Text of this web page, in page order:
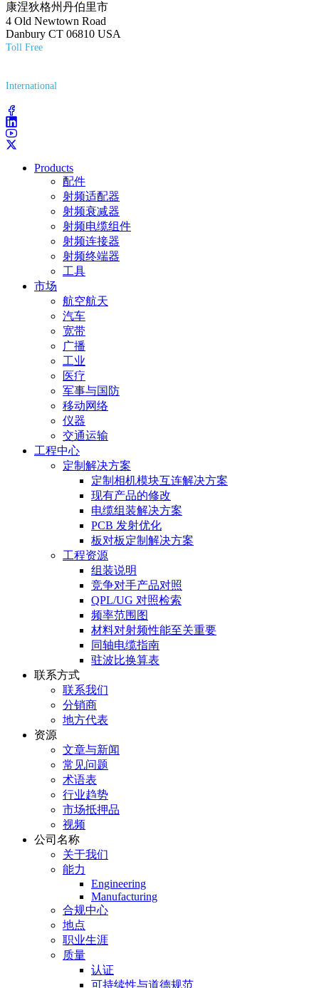
康涅狄格州丹伯里市
4 Old Newtown Road
Danbury CT 06810 USA
Toll Free
International
Products
配件
射频适配器
射频衰减器
射频电缆组件
射频连接器
射频终端器
工具
市场
航空航天
汽车
宽带
广播
工业
医疗
军事与国防
移动网络
仪器
交通运输
工程中心
定制解决方案
定制相机模块互连解决方案
现有产品的修改
电缆组装解决方案
PCB 发射优化
板对板定制解决方案
工程资源
组装说明
竞争对手产品对照
QPL/UG 对照检索
频率范围图
材料对射频性能至关重要
同轴电缆指南
驻波比换算表
联系方式
联系我们
分销商
地方代表
资源
文章与新闻
常见问题
术语表
行业趋势
市场抵押品
视频
公司名称
关于我们
能力
Engineering
Manufacturing
合规中心
地点
职业生涯
质量
认证
可持续性与道德规范